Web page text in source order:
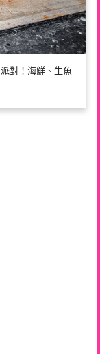
對！海鮮、生魚